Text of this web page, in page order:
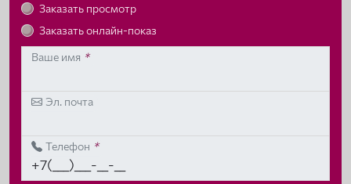
Заказать просмотр
Заказать онлайн-показ
Ваше имя *
Эл. почта
Телефон *